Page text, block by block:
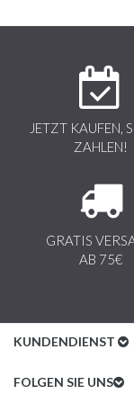
JETZT KAUFEN,
ZAHLEN!
GRATIS
AB 75€
KUNDENDIENST
Kundenservice
FOLGEN SIE UNS